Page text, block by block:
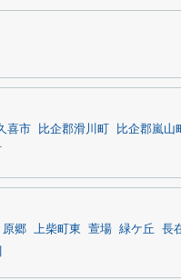
喜市 比企郡滑川町 比企郡嵐山町
原郷 上柴町東 萱場 緑ケ丘 長